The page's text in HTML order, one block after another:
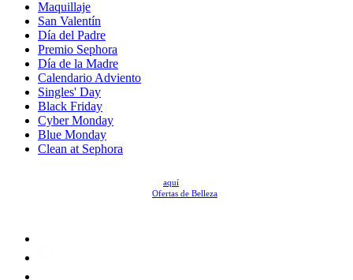
Maquillaje
San Valentín
Día del Padre
Premio Sephora
Día de la Madre
Calendario Adviento
Singles' Day
Black Friday
Cyber Monday
Blue Monday
Clean at Sephora
aquí
Ofertas de Belleza